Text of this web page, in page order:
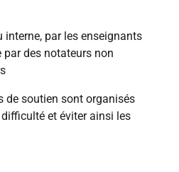
interne, par les enseignants
par des notateurs non
de soutien sont organisés
et éviter ainsi les